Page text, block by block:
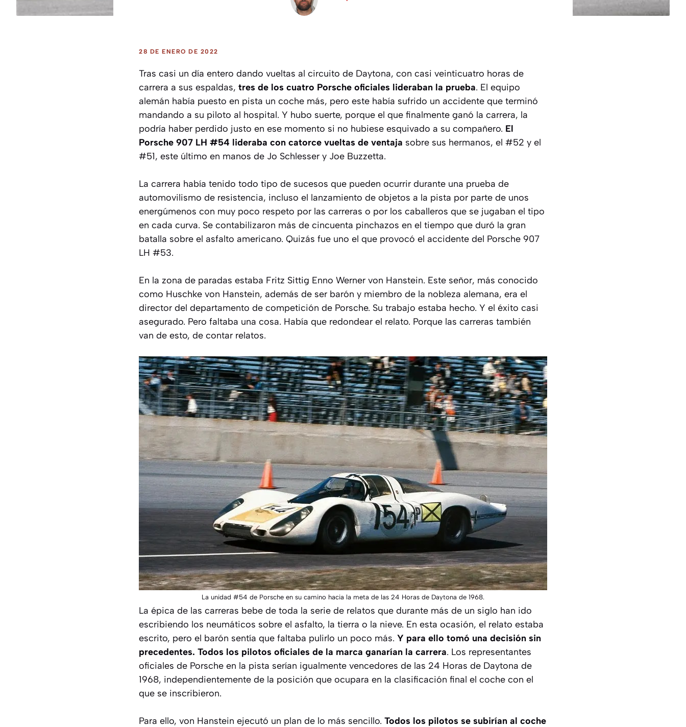
28 DE ENERO DE 2022
Tras casi un día entero dando vueltas al circuito de Daytona, con casi veinticuatro horas de
carrera a sus espaldas, tres de los cuatro Porsche oficiales lideraban la prueba. El equipo
alemán había puesto en pista un coche más, pero este había sufrido un accidente que terminó
mandando a su piloto al hospital. Y hubo suerte, porque el que finalmente ganó la carrera, la
podría haber perdido justo en ese momento si no hubiese esquivado a su compañero. El
Porsche 907 LH #54 lideraba con catorce vueltas de ventaja sobre sus hermanos, el #52 y el
#51, este último en manos de Jo Schlesser y Joe Buzzetta.
La carrera había tenido todo tipo de sucesos que pueden ocurrir durante una prueba de
automovilismo de resistencia, incluso el lanzamiento de objetos a la pista por parte de unos
energúmenos con muy poco respeto por las carreras o por los caballeros que se jugaban el tipo
en cada curva. Se contabilizaron más de cincuenta pinchazos en el tiempo que duró la gran
batalla sobre el asfalto americano. Quizás fue uno el que provocó el accidente del Porsche 907
LH #53.
En la zona de paradas estaba Fritz Sittig Enno Werner von Hanstein. Este señor, más conocido
como Huschke von Hanstein, además de ser barón y miembro de la nobleza alemana, era el
director del departamento de competición de Porsche. Su trabajo estaba hecho. Y el éxito casi
asegurado. Pero faltaba una cosa. Había que redondear el relato. Porque las carreras también
van de esto, de contar relatos.
La unidad #54 de Porsche en su camino hacia la meta de las 24 Horas de Daytona de 1968.
La épica de las carreras bebe de toda la serie de relatos que durante más de un siglo han ido
escribiendo los neumáticos sobre el asfalto, la tierra o la nieve. En esta ocasión, el relato estaba
escrito, pero el barón sentía que faltaba pulirlo un poco más. Y para ello tomó una decisión sin
precedentes. Todos los pilotos oficiales de la marca ganarían la carrera. Los representantes
oficiales de Porsche en la pista serían igualmente vencedores de las 24 Horas de Daytona de
1968, independientemente de la posición que ocupara en la clasificación final el coche con el
que se inscribieron.
Para ello, von Hanstein ejecutó un plan de lo más sencillo. Todos los pilotos se subirían al coche